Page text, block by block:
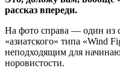
рассказ впереди.
На фото справа — один из
«азиатского» типа «Wind
неподходящим для
норовистости.